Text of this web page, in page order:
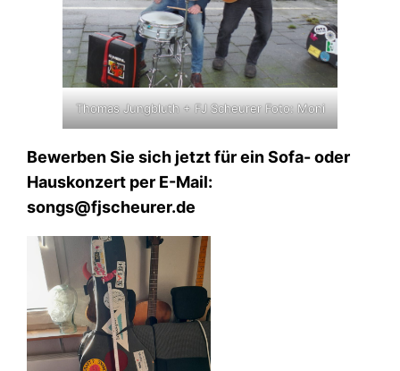
Thomas Jungbluth + FJ Scheurer Foto: Moni
Bewerben Sie sich jetzt für ein Sofa- oder
Hauskonzert per E-Mail:
songs@fjscheurer.de